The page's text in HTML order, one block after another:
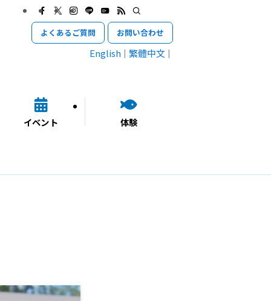
イベント 体験
よくあるご質問 お問い合わせ
English 繁體中文